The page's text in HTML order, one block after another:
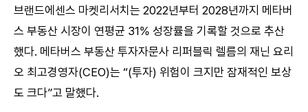
브랜드에센스 마켓리서치는 2022년부터 2028년까지 메타버
스 부동산 시장이 연평균 31% 성장률을 기록할 것으로 추산
했다. 메타버스 부동산 투자자문사 리퍼블릭 렐름의 재닌 요리
오 최고경영자(CEO)는 “(투자) 위험이 크지만 잠재적인 보상
도 크다”고 말했다.